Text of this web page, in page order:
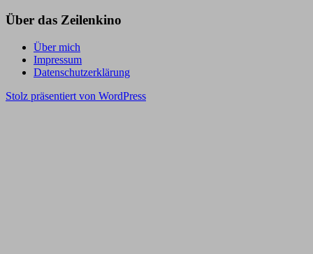
Über das Zeilenkino
Über mich
Impressum
Datenschutzerklärung
Stolz präsentiert von WordPress